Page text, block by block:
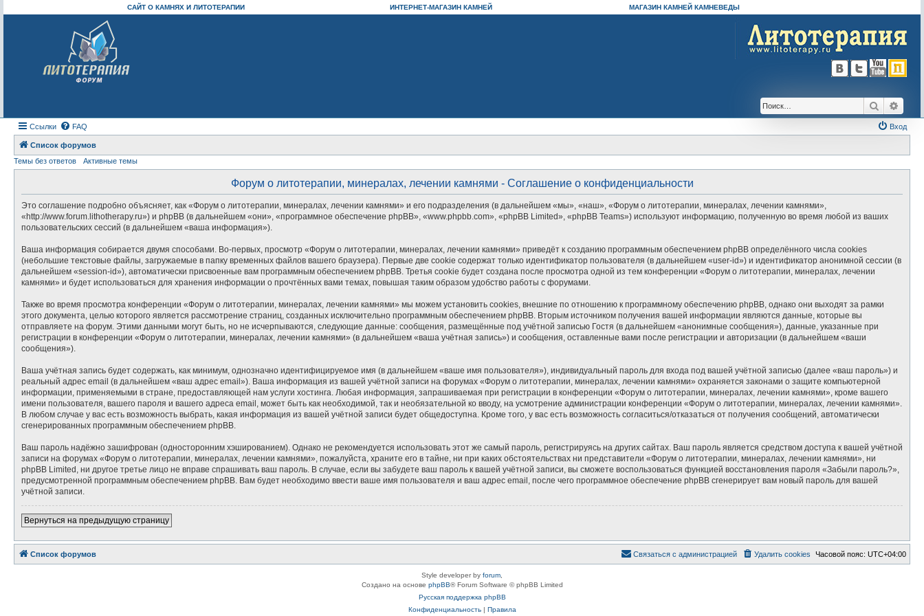
САЙТ О КАМНЯХ И ЛИТОТЕРАПИИ ИНТЕРНЕТ-МАГАЗИН КАМНЕЙ МАГАЗИН КАМНЕЙ КАМНЕВЕДЫ
Поиск
Ссылки FAQ Вход
Список форумов
Темы без ответов
Активные темы
Форум о литотерапии, минералах, лечении камнями - Соглашение о конфиденциальности
Это соглашение подробно объясняет, как «Форум о литотерапии, минералах, лечении камнями» и его подразделения (в дальнейшем «мы», «наш», «Форум о литотерапии, минералах, лечении камнями»,
«http://www.forum.lithotherapy.ru») и phpBB (в дальнейшем «они», «программное обеспечение phpBB», «www.phpbb.com», «phpBB Limited», «phpBB Teams») используют информацию, полученную во время любой из ваших
пользовательских сессий (в дальнейшем «ваша информация»).
Ваша информация собирается двумя способами. Во-первых, просмотр «Форум о литотерапии, минералах, лечении камнями» приведёт к созданию программным обеспечением phpBB определённого числа cookies
(небольшие текстовые файлы, загружаемые в папку временных файлов вашего браузера). Первые две cookie содержат только идентификатор пользователя (в дальнейшем «user-id») и идентификатор анонимной сессии (в
дальнейшем «session-id»), автоматически присвоенные вам программным обеспечением phpBB. Третья cookie будет создана после просмотра одной из тем конференции «Форум о литотерапии, минералах, лечении
камнями» и будет использоваться для хранения информации о прочтённых вами темах, повышая таким образом удобство работы с форумами.
Также во время просмотра конференции «Форум о литотерапии, минералах, лечении камнями» мы можем установить cookies, внешние по отношению к программному обеспечению phpBB, однако они выходят за рамки
этого документа, целью которого является рассмотрение страниц, созданных исключительно программным обеспечением phpBB. Вторым источником получения вашей информации являются данные, которые вы
отправляете на форум. Этими данными могут быть, но не исчерпываются, следующие данные: сообщения, размещённые под учётной записью Гостя (в дальнейшем «анонимные сообщения»), данные, указанные при
регистрации в конференции «Форум о литотерапии, минералах, лечении камнями» (в дальнейшем «ваша учётная запись») и сообщения, оставленные вами после регистрации и авторизации (в дальнейшем «ваши
сообщения»).
Ваша учётная запись будет содержать, как минимум, однозначно идентифицируемое имя (в дальнейшем «ваше имя пользователя»), индивидуальный пароль для входа под вашей учётной записью (далее «ваш пароль») и
реальный адрес email (в дальнейшем «ваш адрес email»). Ваша информация из вашей учётной записи на форумах «Форум о литотерапии, минералах, лечении камнями» охраняется законами о защите компьютерной
информации, применяемыми в стране, предоставляющей нам услуги хостинга. Любая информация, запрашиваемая при регистрации в конференции «Форум о литотерапии, минералах, лечении камнями», кроме вашего
имени пользователя, вашего пароля и вашего адреса email, может быть как необходимой, так и необязательной ко вводу, на усмотрение администрации конференции «Форум о литотерапии, минералах, лечении камнями».
В любом случае у вас есть возможность выбрать, какая информация из вашей учётной записи будет общедоступна. Кроме того, у вас есть возможность согласиться/отказаться от получения сообщений, автоматически
сгенерированных программным обеспечением phpBB.
Ваш пароль надёжно зашифрован (односторонним хэшированием). Однако не рекомендуется использовать этот же самый пароль, регистрируясь на других сайтах. Ваш пароль является средством доступа к вашей учётной
записи на форумах «Форум о литотерапии, минералах, лечении камнями», пожалуйста, храните его в тайне, ни при каких обстоятельствах ни представители «Форум о литотерапии, минералах, лечении камнями», ни
phpBB Limited, ни другое третье лицо не вправе спрашивать ваш пароль. В случае, если вы забудете ваш пароль к вашей учётной записи, вы сможете воспользоваться функцией восстановления пароля «Забыли пароль?»,
предусмотренной программным обеспечением phpBB. Вам будет необходимо ввести ваше имя пользователя и ваш адрес email, после чего программное обеспечение phpBB сгенерирует вам новый пароль для вашей
учётной записи.
Вернуться на предыдущую страницу
Список форумов Часовой пояс: UTC+04:00
Удалить cookies
Связаться с администрацией
Style developer by forum
Создано на основе phpBB® Forum Software © phpBB Limited
Русская поддержка phpBB
Конфиденциальность| Правила